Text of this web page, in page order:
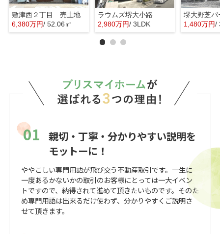
敷津西２丁目 売土地
6,380万円/ 52.06㎡
ラウムズ堺大小路
2,980万円/ 3LDK 1,480万円/
01
親切・丁寧・分かりやすい説明を
モットーに！
ややこしい専門用語が飛び交う不動産取引です。一生に
一度あるかないかの取引のお客様にとっては一大イベン
トですので、納得されて進めて頂きたいものです。そのた
め専門用語は出来るだけ使わず、分かりやすくご説明さ
せて頂きます。